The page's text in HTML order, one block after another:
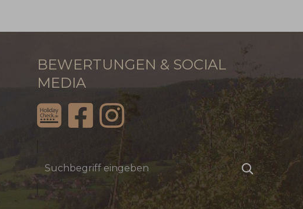
BEWERTUNGEN & SOCIAL
MEDIA
Suchbegriff
eingeben
Suchen